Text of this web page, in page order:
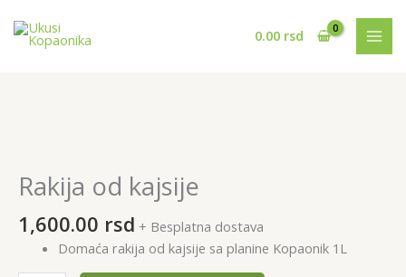
sadržaj
0.00 rsd
Rakija od kajsije
1,600.00 rsd + Besplatna dostava
Domaća rakija od kajsije sa planine Kopaonik 1L
kajsije
količina